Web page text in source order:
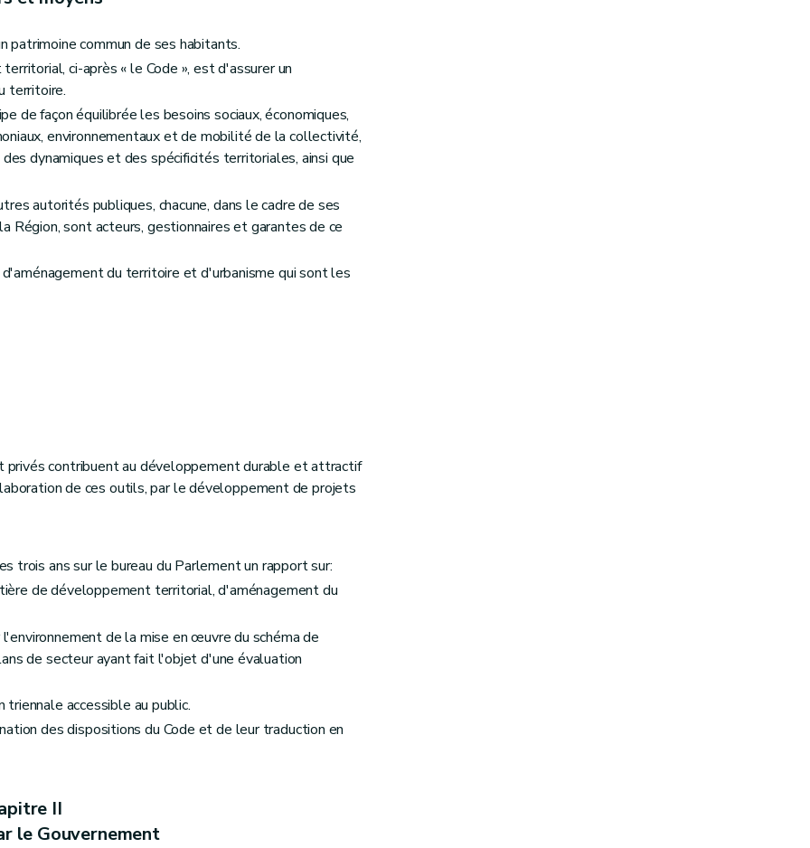
commun de ses habitants.
ci-après « le Code », est d'assurer un
territoire.
de façon équilibrée les besoins sociaux, économiques,
environnementaux et de mobilité de la collectivité,
dynamiques et des spécificités territoriales, ainsi que
autorités publiques, chacune, dans le cadre de ses
Région, sont acteurs, gestionnaires et garantes de ce
du territoire et d'urbanisme qui sont les
contribuent au développement durable et attractif
de ces outils, par le développement de projets
trois ans sur le bureau du Parlement un rapport sur:
de développement territorial, d'aménagement du
de la mise en œuvre du schéma de
de secteur ayant fait l'objet d'une évaluation
accessible au public.
des dispositions du Code et de leur traduction en
II
le Gouvernement